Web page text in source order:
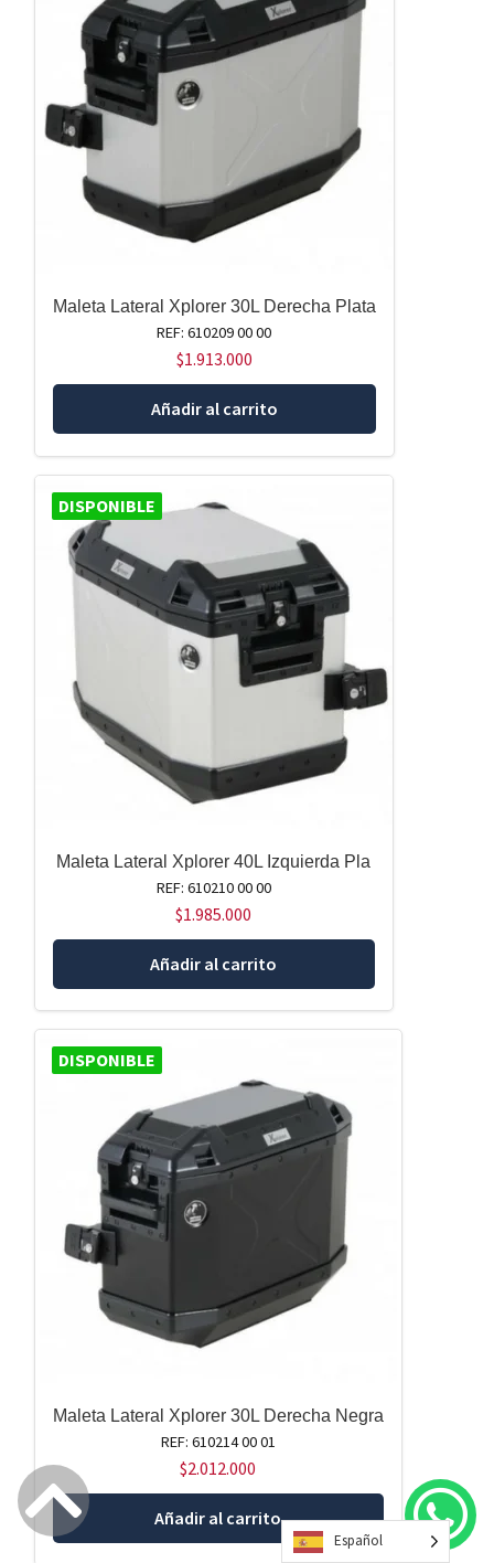
Maleta Lateral Xplorer 30L Derecha Plata
REF: 610209 00 00
$1.913.000
Añadir al carrito
DISPONIBLE
Maleta Lateral Xplorer 40L Izquierda Pla
REF: 610210 00 00
$1.985.000
Añadir al carrito
DISPONIBLE
Maleta Lateral Xplorer 30L Derecha Negra
REF: 610214 00 01
$2.012.000
Añadir al carrito
Español